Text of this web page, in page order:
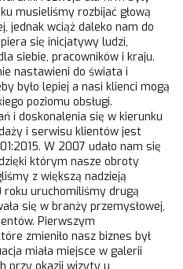
musieliśmy rozbijać głową
jednak wciąż daleko nam do
się inicjatywy ludzi,
siebie, pracowników i kraju.
nastawieni do świata i
było lepiej a nasi klienci mogą
poziomu obsługi.
i doskonalenia się w kierunku
i serwisu klientów jest
W 2007 udało nam się
którym nasze obroty
z większą nadzieją
roku uruchomiliśmy drugą
się w branży przemysłowej,
Pierwszym
zmieniło nasz biznes był
miała miejsce w galerii